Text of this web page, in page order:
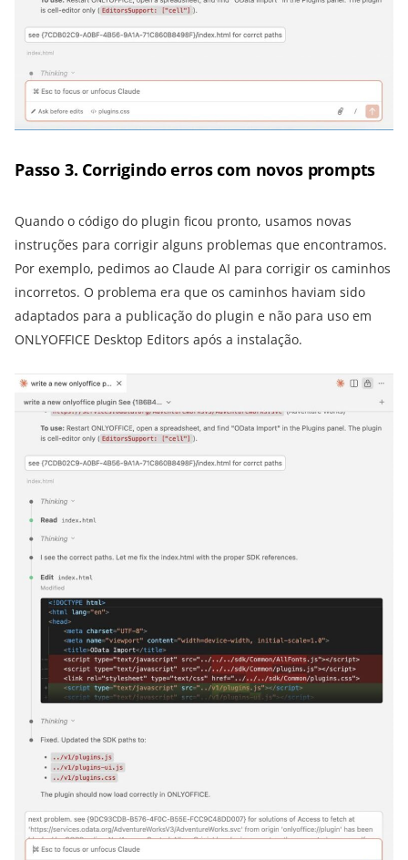
Passo 3. Corrigindo erros com novos prompts
Quando o código do plugin ficou pronto, usamos novas
instruções para corrigir alguns problemas que encontramos.
Por exemplo, pedimos ao Claude AI para corrigir os caminhos
incorretos. O problema era que os caminhos haviam sido
adaptados para a publicação do plugin e não para uso em
ONLYOFFICE Desktop Editors após a instalação.